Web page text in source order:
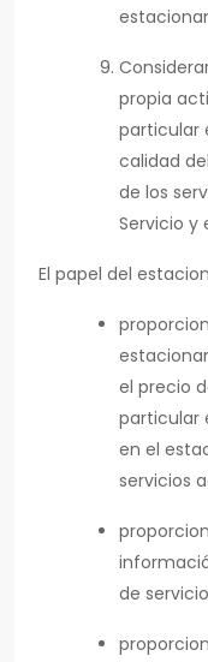
propia
particular
calidad
de los
Servicio y
El papel del
el precio
particular
en el
servicios
de